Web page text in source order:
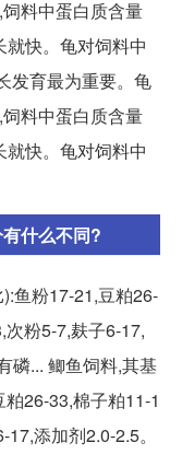
料中蛋白质含量
快。龟对饲料中
发育最为重要。龟
料中蛋白质含量
快。龟对饲料中
什么不同?
鱼粉17-21,豆粕26-
粉5-7,麸子6-17,
磷... 鲫鱼饲料,其基
26-33,棉子粕11-1
添加剂2.0-2.5。